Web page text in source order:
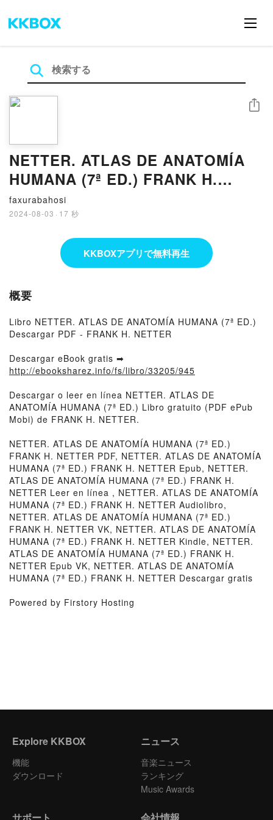
NETTER. ATLAS DE ANATOMÍA
HUMANA (7ª ED.) FRANK H.
NETTER ePub gratis
faxurabahosi
2024-08-03 · 17 秒
シェア
KKBOXアプリで無料再生
概要
Libro NETTER. ATLAS DE ANATOMÍA HUMANA (7ª ED.)
Descargar PDF - FRANK H. NETTER
Descargar eBook gratis ➡
http://ebooksharez.info/fs/libro/33205/945
Descargar o leer en línea NETTER. ATLAS DE
ANATOMÍA HUMANA (7ª ED.) Libro gratuito (PDF ePub
Mobi) de FRANK H. NETTER.
NETTER. ATLAS DE ANATOMÍA HUMANA (7ª ED.)
FRANK H. NETTER PDF, NETTER. ATLAS DE ANATOMÍA
HUMANA (7ª ED.) FRANK H. NETTER Epub, NETTER.
ATLAS DE ANATOMÍA HUMANA (7ª ED.) FRANK H.
NETTER Leer en línea , NETTER. ATLAS DE ANATOMÍA
HUMANA (7ª ED.) FRANK H. NETTER Audiolibro,
NETTER. ATLAS DE ANATOMÍA HUMANA (7ª ED.)
FRANK H. NETTER VK, NETTER. ATLAS DE ANATOMÍA
HUMANA (7ª ED.) FRANK H. NETTER Kindle, NETTER.
ATLAS DE ANATOMÍA HUMANA (7ª ED.) FRANK H.
NETTER Epub VK, NETTER. ATLAS DE ANATOMÍA
HUMANA (7ª ED.) FRANK H. NETTER Descargar gratis
Powered by Firstory Hosting
Explore KKBOX
機能
ダウンロード
ニュース
音楽ニュース
ランキング
Music Awards